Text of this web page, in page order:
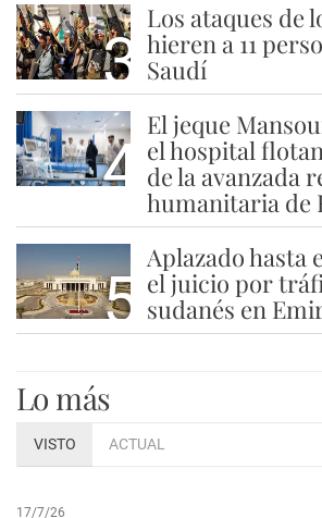
3
Los ataques de
hieren a 11
Saudí
4
El jeque
el hospital
de la avanzada
humanitaria de
5
Aplazado hasta
el juicio por
sudanés en
Lo más
VISTO ACTUAL
17/7/26